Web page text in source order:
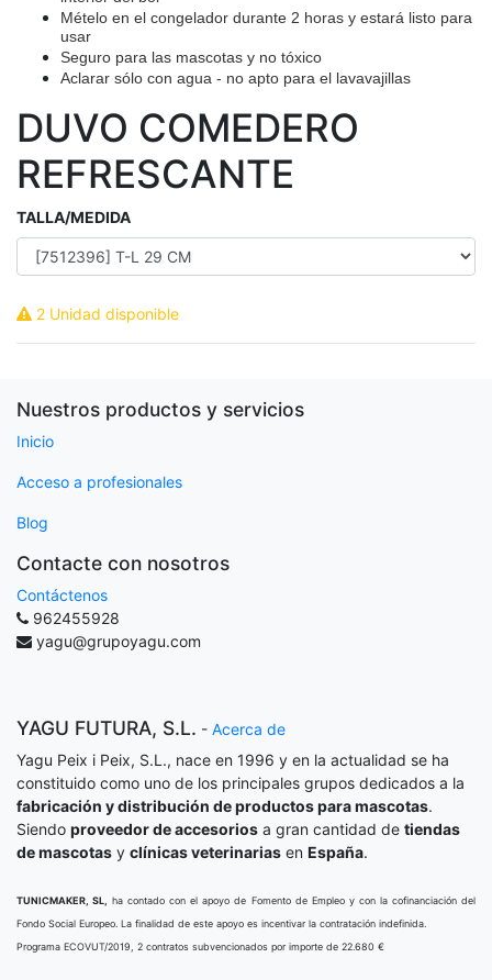
Mételo en el congelador durante 2 horas y estará listo para
usar
Seguro para las mascotas y no tóxico
Aclarar sólo con agua - no apto para el lavavajillas
DUVO COMEDERO
REFRESCANTE
TALLA/MEDIDA
2 Unidad disponible
Nuestros productos y servicios
Inicio
Acceso a profesionales
Blog
Contacte con nosotros
Contáctenos
962455928
yagu@grupoyagu.com
YAGU FUTURA, S.L. - Acerca de
Yagu Peix i Peix, S.L., nace en 1996 y en la actualidad se ha
constituido como uno de los principales grupos dedicados a la
fabricación y distribución de productos para mascotas.
Siendo proveedor de accesorios a gran cantidad de tiendas
de mascotas y clínicas veterinarias en España.
TUNICMAKER, SL,
ha contado con el apoyo de Fomento de Empleo y con la cofinanciación del
Fondo Social Europeo. La finalidad de este apoyo es incentivar la contratación indefinida.
Programa ECOVUT/2019, 2 contratos subvencionados por importe de 22.680 €